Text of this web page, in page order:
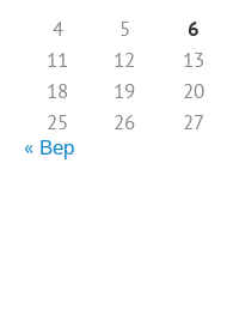
4
5 6
11
12 13
18
19 20
25
26 27
« Вер